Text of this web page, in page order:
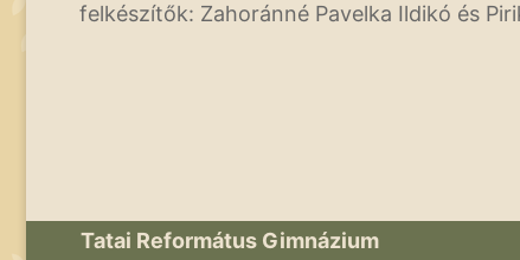
felkészítők: Zahoránné Pavelka Ildikó és
Tatai Református Gimnázium